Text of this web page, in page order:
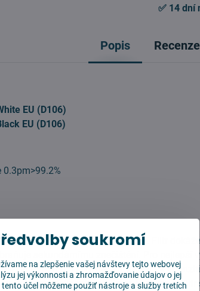
✅ 14 dní
Popis Recenze
EU (D106)
EU (D106)
se dodává v balení po 2 kusech. Filtr
sekundárnímu znečištění. Pro nejlepší
každých 3 – 6 měsíců, záleží na
inteligentní aplikace My Home. Filtr
soukromí
na zlepšenie vašej návštevy tejto webovej
jej výkonnosti a zhromažďovanie údajov o jej
účel môžeme použiť nástroje a služby tretích